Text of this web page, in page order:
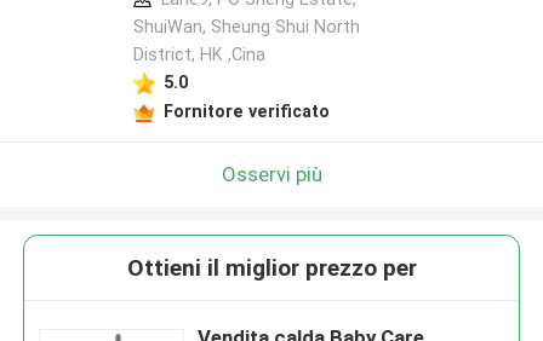
ShuiWan, Sheung Shui North
District, HK ,Cina
5.0
Fornitore verificato
Osservi più
Ottieni il miglior prezzo per